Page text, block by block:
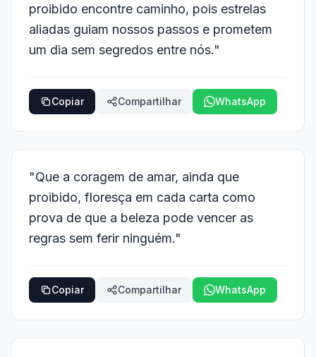
proibido encontre caminho, pois estrelas
aliadas guiam nossos passos e prometem
um dia sem segredos entre nós."
Copiar Compartilhar WhatsApp
"Que a coragem de amar, ainda que
proibido, floresça em cada carta como
prova de que a beleza pode vencer as
regras sem ferir ninguém."
Copiar Compartilhar WhatsApp